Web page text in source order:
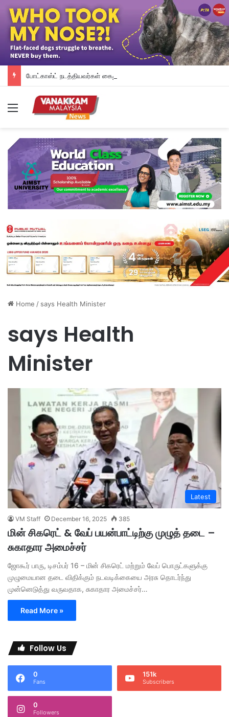
Menu
Home / says Health Minister
says Health
Minister
Latest
VM Staff December 16, 2025 385
மின் சிகரெட் & வேப் பயன்பாட்டிற்கு முழுத் தடை –
சுகாதார அமைச்சர்
ஜோகூர் பாரு, டிசம்பர் 16 – மின் சிகரெட் மற்றும் வேப் பொருட்களுக்கு
முழுமையான தடை விதிக்கும் நடவடிக்கையை அரசு தொடர்ந்து
முன்னெடுத்து வருவதாக, சுகாதார அமைச்சர்…
Read More »
Follow Us
0
Fans
151k
Subscribers
0
Followers